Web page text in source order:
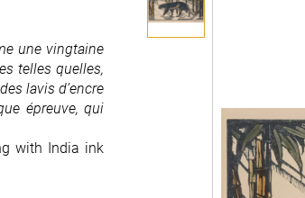
une vingtaine
telles quelles,
lavis d’encre
épreuve, qui
with India ink